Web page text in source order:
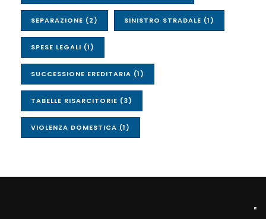
SEPARAZIONE (2) SINISTRO STRADALE (1)
SPESE LEGALI (1)
SUCCESSIONE EREDITARIA (1)
TABELLE RISARCITORIE (3)
VIOLENZA DOMESTICA (1)